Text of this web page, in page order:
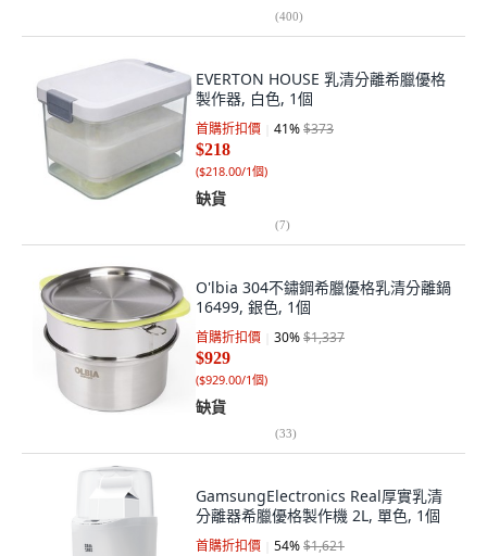
(400)
EVERTON HOUSE 乳清分離希臘優格
製作器, 白色, 1個
首購折扣價 41%$373
$218
($218.00/1個)
缺貨
(7)
O'lbia 304不鏽鋼希臘優格乳清分離鍋
16499, 銀色, 1個
首購折扣價 30%$1,337
$929
($929.00/1個)
缺貨
(33)
GamsungElectronics Real厚實乳清
分離器希臘優格製作機 2L, 單色, 1個
首購折扣價 54%$1,621